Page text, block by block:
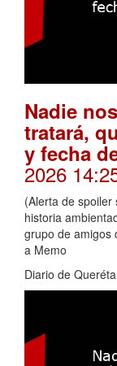
Nadie
tratará,
y fecha
2026
(Alerta de
historia
grupo de amigos
a Memo
Diario de